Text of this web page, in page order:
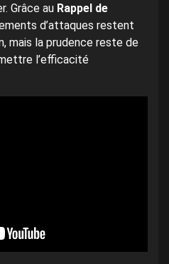
Grâce au Rappel de
d’attaques restent
mais la prudence reste de
l’efficacité